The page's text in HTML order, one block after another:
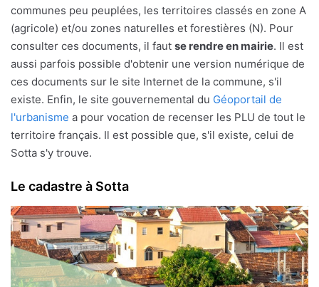
communes peu peuplées, les territoires classés en zone A
(agricole) et/ou zones naturelles et forestières (N). Pour
consulter ces documents, il faut se rendre en mairie. Il est
aussi parfois possible d'obtenir une version numérique de
ces documents sur le site Internet de la commune, s'il
existe. Enfin, le site gouvernemental du Géoportail de
l'urbanisme a pour vocation de recenser les PLU de tout le
territoire français. Il est possible que, s'il existe, celui de
Sotta s'y trouve.
Le cadastre à Sotta